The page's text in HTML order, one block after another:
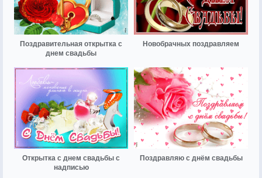
Поздравительная открытка с
днем свадьбы
Новобрачных поздравляем
Открытка с днем свадьбы с
надписью
Поздравляю с днём свадьбы